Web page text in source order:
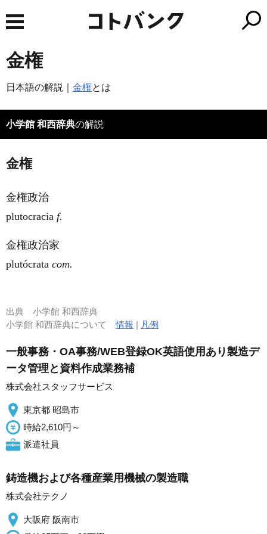
金権
日本語の解説｜ 金権とは
小学館 和西辞典の解説
金権
金権政治
plutocracia f.
金権政治家
plutócrata com.
出典 小学館 和西辞典
小学館 和西辞典について情報 | 凡例
一般事務・OA事務/WEB登録OK英語使用あり製造デ
ータ管理と資料作成業務補
株式会社スタッフサービス
東京都 昭島市
時給2,610円～
派遣社員
鋳造機および各種産業用機械の製造職
株式会社テクノ
大阪府 阪南市